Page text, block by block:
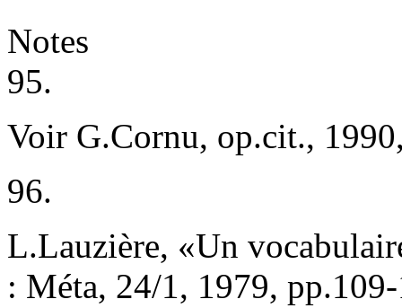
Notes
95.
Voir G.Cornu, op.cit.,
96.
L.Lauzière, «Un
: Méta, 24/1, 1979,